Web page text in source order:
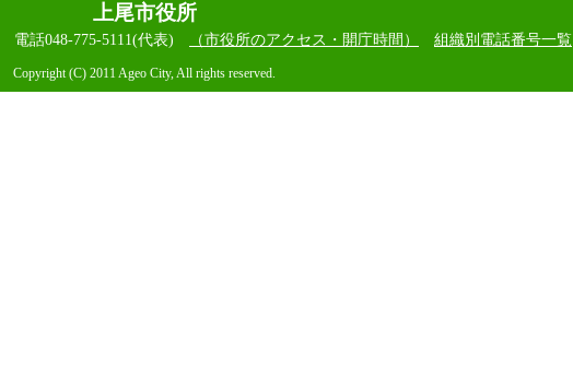
上尾市役所
電話048-775-5111(代表) （市役所のアクセス・開庁時間） 組織別電話番号一覧
Copyright (C) 2011 Ageo City, All rights reserved.